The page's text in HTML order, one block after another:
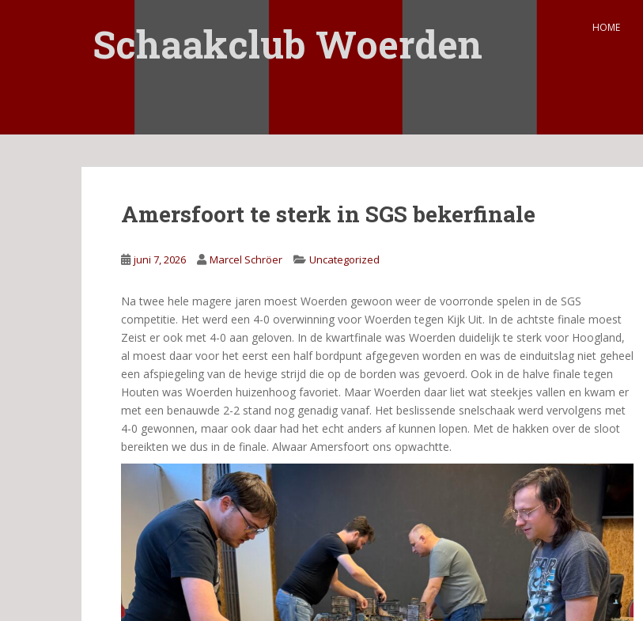
a
Schaakclub Woerden HOME
Amersfoort te sterk in SGS bekerfinale
juni 7, 2026 Marcel Schröer Uncategorized
Na twee hele magere jaren moest Woerden gewoon weer de voorronde spelen in de SGS
competitie. Het werd een 4-0 overwinning voor Woerden tegen Kijk Uit. In de achtste finale moest
Zeist er ook met 4-0 aan geloven. In de kwartfinale was Woerden duidelijk te sterk voor Hoogland,
al moest daar voor het eerst een half bordpunt afgegeven worden en was de einduitslag niet geheel
een afspiegeling van de hevige strijd die op de borden was gevoerd. Ook in de halve finale tegen
Houten was Woerden huizenhoog favoriet. Maar Woerden daar liet wat steekjes vallen en kwam er
met een benauwde 2-2 stand nog genadig vanaf. Het beslissende snelschaak werd vervolgens met
4-0 gewonnen, maar ook daar had het echt anders af kunnen lopen. Met de hakken over de sloot
bereikten we dus in de finale. Alwaar Amersfoort ons opwachtte.